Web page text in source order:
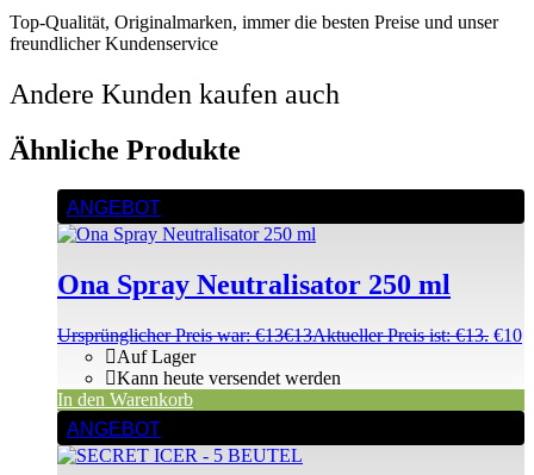
Top-Qualität, Originalmarken, immer die besten Preise und unser
freundlicher Kundenservice
Andere Kunden kaufen auch
Ähnliche Produkte
ANGEBOT
Ona Spray Neutralisator 250 ml
Ursprünglicher Preis war: €13€13Aktueller Preis ist: €13. €10
Auf Lager
Kann heute versendet werden
In den Warenkorb
ANGEBOT